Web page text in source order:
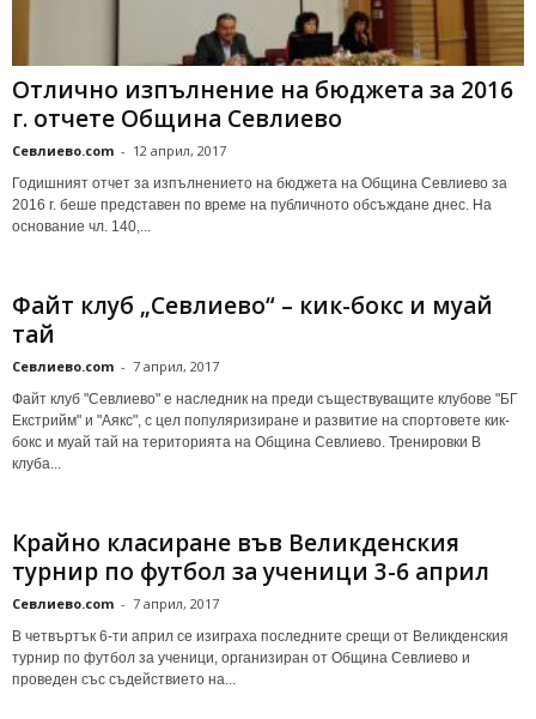
Отлично изпълнение на бюджета за 2016
г. отчете Община Севлиево
Севлиево.com - 12 април, 2017
Годишният отчет за изпълнението на бюджета на Община Севлиево за
2016 г. беше представен по време на публичното обсъждане днес. На
основание чл. 140,...
Файт клуб „Севлиево“ – кик-бокс и муай
тай
Севлиево.com - 7 април, 2017
Файт клуб "Севлиево" е наследник на преди съществуващите клубове "БГ
Екстрийм" и "Аякс", с цел популяризиране и развитие на спортовете кик-
бокс и муай тай на територията на Община Севлиево. Тренировки В
клуба...
Крайно класиране във Великденския
турнир по футбол за ученици 3-6 април
Севлиево.com - 7 април, 2017
В четвъртък 6-ти април се изиграха последните срещи от Великденския
турнир по футбол за ученици, организиран от Община Севлиево и
проведен със съдействието на...